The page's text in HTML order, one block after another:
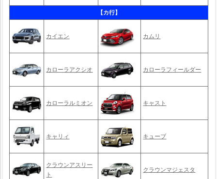
【カ行】
カイエン カムリ
カローラアクシオ カローラフィールダー
カローラルミオン キャスト
キャリィ キューブ
クラウンアスリー
ト
クラウンマジェスタ